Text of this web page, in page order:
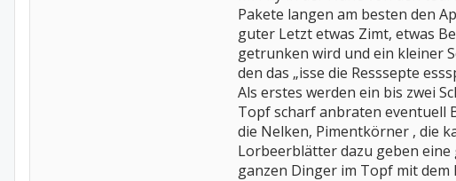
Pakete langen am besten den
guter Letzt etwas Zimt, etwas
getrunken wird und ein kleiner
den das „isse die Resssepte
Als erstes werden ein bis zwei
Topf scharf anbraten eventuell
die Nelken, Pimentkörner , die
Lorbeerblätter dazu geben eine
ganzen Dinger im Topf mit dem